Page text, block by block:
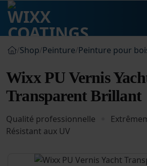
Passer
au
contenu
/Shop/Peinture/Peinture pour
Wixx PU Vernis
Transparent Brillant
Qualité professionnelle
Résistant aux UV